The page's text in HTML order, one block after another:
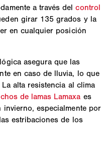
a través delcontrol
girar 135 grados y la
en cualquier posición
asegura que las
en caso de lluvia, lo que
alta resistencia al clima
de lamas Lamaxa es
invierno, especialmente por
estribaciones de los